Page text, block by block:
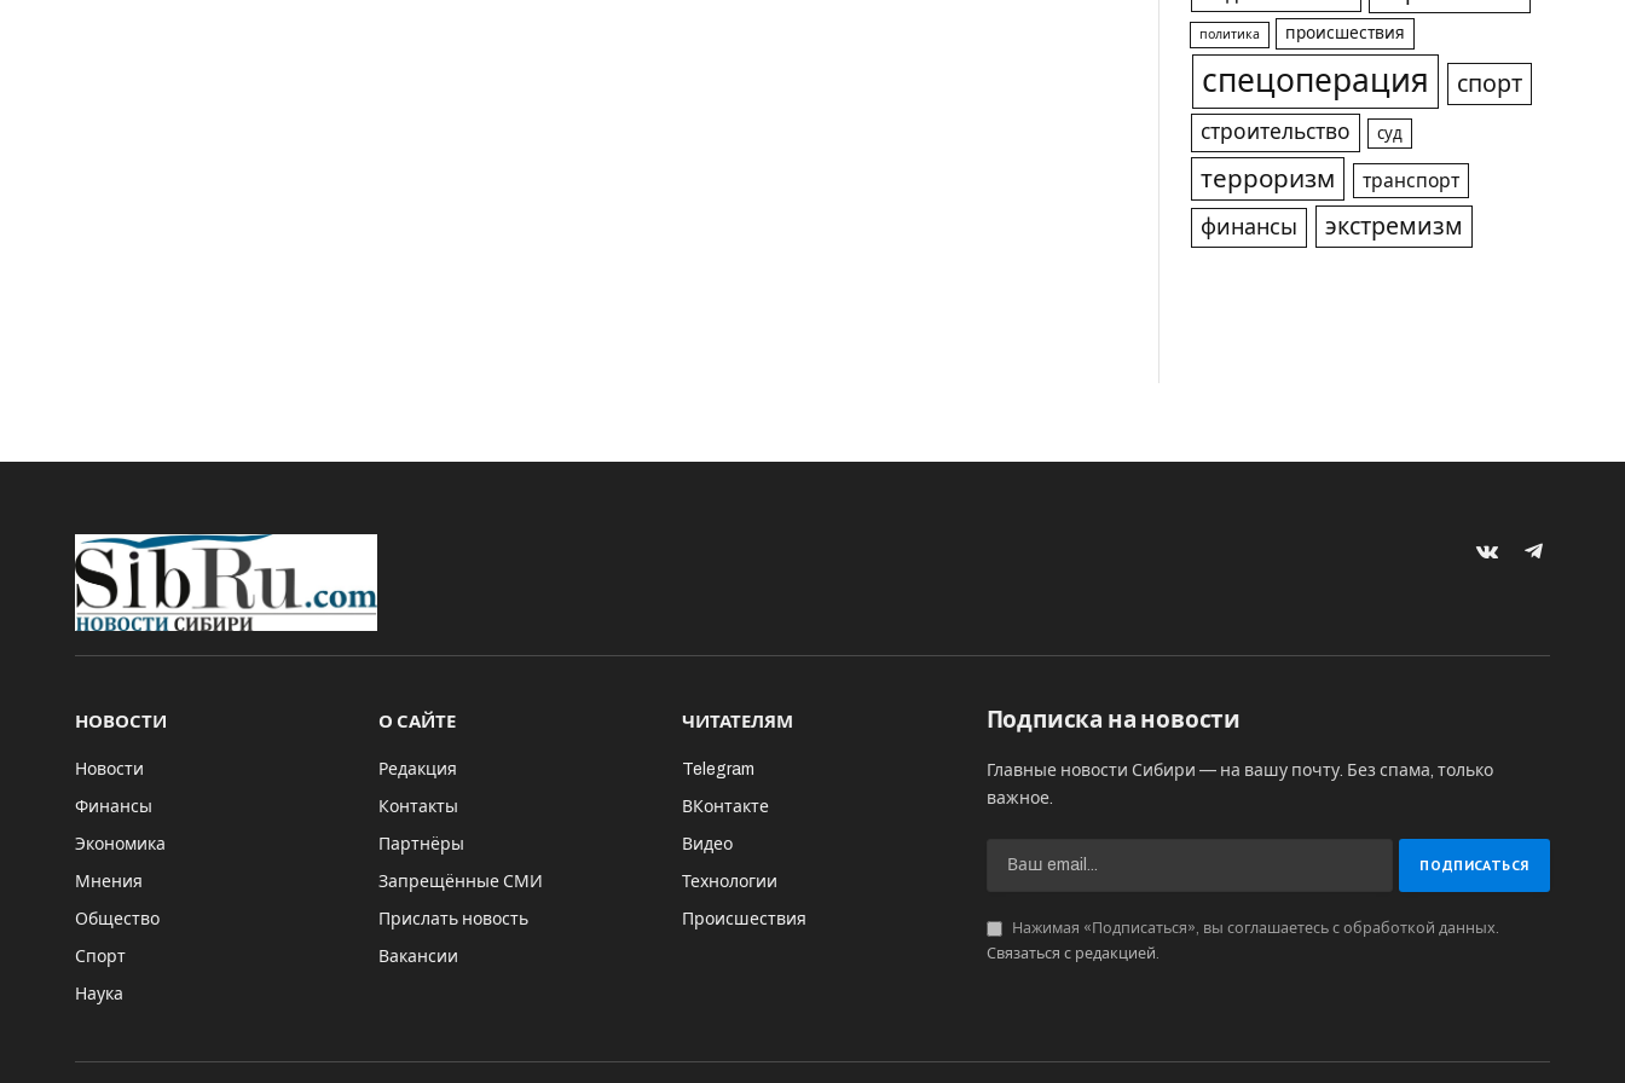
политика происшествия
спецоперация спорт
строительство суд
терроризм транспорт
финансы экстремизм
VKontakteTelegram
НОВОСТИ
Новости
Финансы
Экономика
Мнения
Общество
Спорт
Наука
О САЙТЕ
Редакция
Контакты
Партнёры
Запрещённые СМИ
Прислать новость
Вакансии
ЧИТАТЕЛЯМ
Telegram
ВКонтакте
Видео
Технологии
Происшествия
Подписка на новости
Главные новости Сибири — на вашу почту. Без спама, только
важное.
Нажимая «Подписаться», вы соглашаетесь с обработкой данных.
Связаться с редакцией